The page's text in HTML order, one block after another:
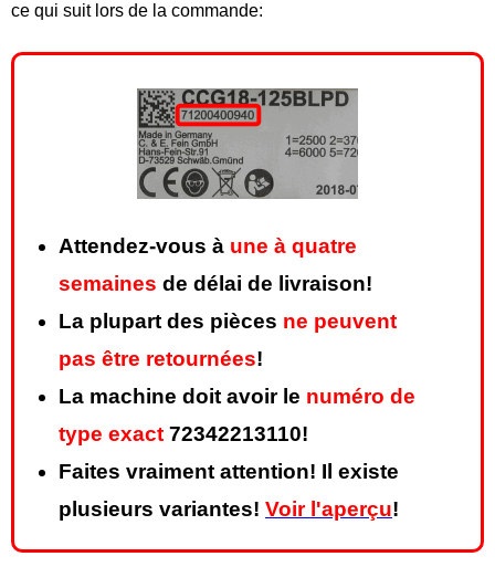
ce qui suit lors de la commande:
Attendez-vous à une à quatre
semaines de délai de livraison!
La plupart des pièces ne peuvent
pas être retournées!
La machine doit avoir le numéro de
type exact 72342213110!
Faites vraiment attention! Il existe
plusieurs variantes! Voir l'aperçu!